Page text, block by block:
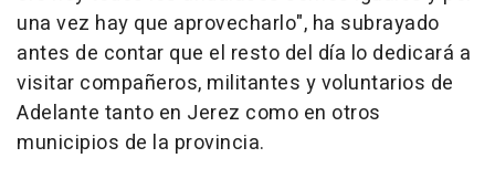
una vez hay que aprovecharlo", ha subrayado
antes de contar que el resto del día lo dedicará a
visitar compañeros, militantes y voluntarios de
Adelante tanto en Jerez como en otros
municipios de la provincia.